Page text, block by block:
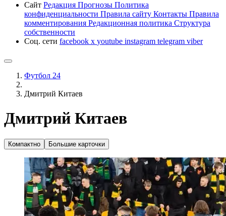
Сайт Редакция Прогнозы Политика
конфиденциальности Правила сайту Контакты Правила
комментирования Редакционная политика Структура
собственности
Соц. сети facebook x youtube instagram telegram viber
Футбол 24
Дмитрий Китаев
Дмитрий Китаев
Компактно Большие карточки